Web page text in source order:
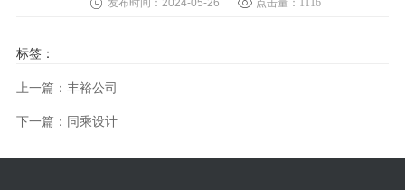
发布时间：2024-05-26 点击量： 1116
标签：
上一篇：丰裕公司
下一篇：同乘设计